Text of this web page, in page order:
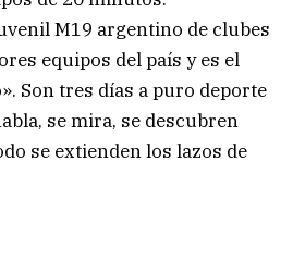
M19 argentino de clubes
equipos del país y es el
Son tres días a puro deporte
se mira, se descubren
se extienden los lazos de